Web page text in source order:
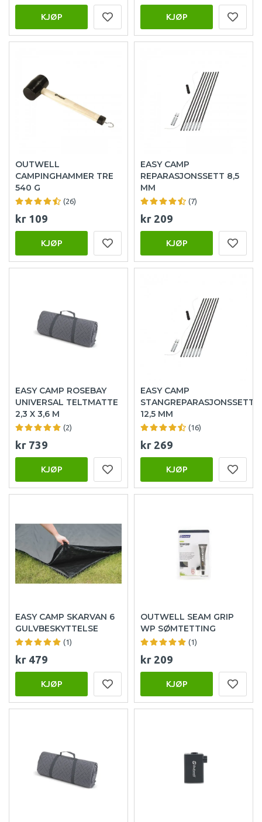
KJØP KJØP
OUTWELL
CAMPINGHAMMER TRE
540 G
(26)
kr 109
KJØP
EASY CAMP
REPARASJONSSETT 8,5
MM
(7)
kr 209
KJØP
EASY CAMP ROSEBAY
UNIVERSAL TELTMATTE
2,3 X 3,6 M
(2)
kr 739
KJØP
EASY CAMP
STANGREPARASJONSSETT
12,5 MM
(16)
kr 269
KJØP
EASY CAMP SKARVAN 6
GULVBESKYTTELSE
(1)
kr 479
KJØP
OUTWELL SEAM GRIP
WP SØMTETTING
(1)
kr 209
KJØP